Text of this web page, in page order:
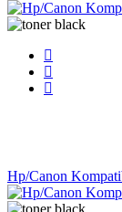
Hp/Canon